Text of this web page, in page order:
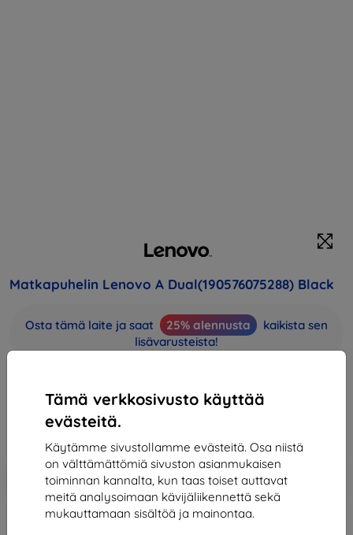
Tämä verkkosivusto käyttää
evästeitä.
Käytämme sivustollamme evästeitä. Osa niistä
on välttämättömiä sivuston asianmukaisen
toiminnan kannalta, kun taas toiset auttavat
meitä analysoimaan kävijäliikennettä sekä
mukauttamaan sisältöä ja mainontaa.
Matkapuhelin Lenovo A Dual(190576075288) Black
Osta tämä laite ja saat 25% alennusta
kaikista sen
lisävarusteista!
59,32 €
Hinta ilman ALV:tä47,84 €
-10%
Alennus kupongilla
EXTRA10
Lisää
ostoskoriin